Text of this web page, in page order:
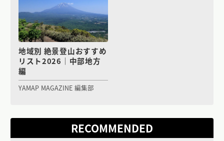
地域別 絶景登山おすすめ
リスト2026｜中部地方
編
YAMAP MAGAZINE 編集部
RECOMMENDED